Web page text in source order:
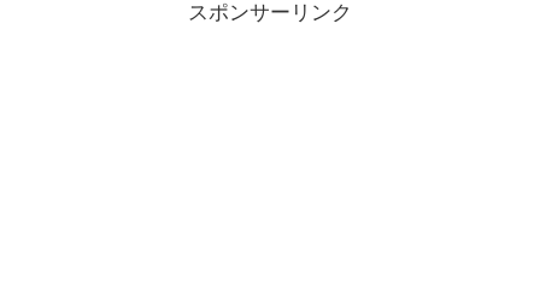
スポンサーリンク